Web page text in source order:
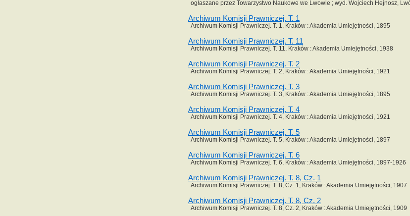
ogłaszane przez Towarzystwo Naukowe we Lwowie ; wyd. Wojciech Hejnosz,
Archiwum Komisji Prawniczej. T. 1
Archiwum Komisji Prawniczej. T. 1, Kraków : Akademia Umiejętności, 1895
Archiwum Komisji Prawniczej. T. 11
Archiwum Komisji Prawniczej. T. 11, Kraków : Akademia Umiejętności, 1938
Archiwum Komisji Prawniczej. T. 2
Archiwum Komisji Prawniczej. T. 2, Kraków : Akademia Umiejętności, 1921
Archiwum Komisji Prawniczej. T. 3
Archiwum Komisji Prawniczej. T. 3, Kraków : Akademia Umiejętności, 1895
Archiwum Komisji Prawniczej. T. 4
Archiwum Komisji Prawniczej. T. 4, Kraków : Akademia Umiejętności, 1921
Archiwum Komisji Prawniczej. T. 5
Archiwum Komisji Prawniczej. T. 5, Kraków : Akademia Umiejętności, 1897
Archiwum Komisji Prawniczej. T. 6
Archiwum Komisji Prawniczej. T. 6, Kraków : Akademia Umiejętności, 1897-1926
Archiwum Komisji Prawniczej. T. 8, Cz. 1
Archiwum Komisji Prawniczej. T. 8, Cz. 1, Kraków : Akademia Umiejętności, 1907
Archiwum Komisji Prawniczej. T. 8, Cz. 2
Archiwum Komisji Prawniczej. T. 8, Cz. 2, Kraków : Akademia Umiejętności, 1909